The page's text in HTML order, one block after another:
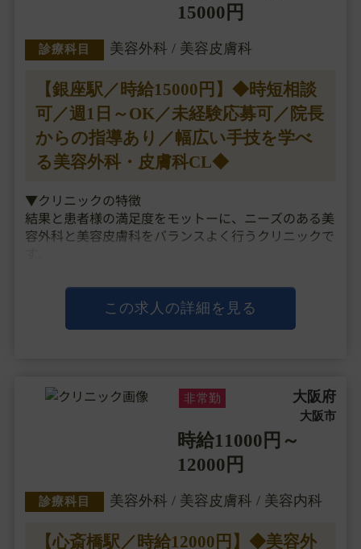
15000円
診療科目 美容外科 / 美容皮膚科
【銀座駅／時給15000円】◆時短相談
可／週1日～OK／未経験応募可／院長
からの指導あり／幅広い手技を学べ
る美容外科・皮膚科CL◆
▼クリニックの特徴
結果と患者様の満足度をモットーに、ニーズのある美
容外科と美容皮膚科をバランスよく行うクリニックで
ないやり方など細部までこだわったり、
チケット制度の導入やサブスク制度など、他院にはな
く患者様に寄り添ったシステム設計により、
この求人の詳細を見る
非常勤 大阪府
大阪市
時給11000円～
12000円
診療科目 美容外科 / 美容皮膚科 / 美容内科
【心斎橋駅／時給12000円】◆美容外